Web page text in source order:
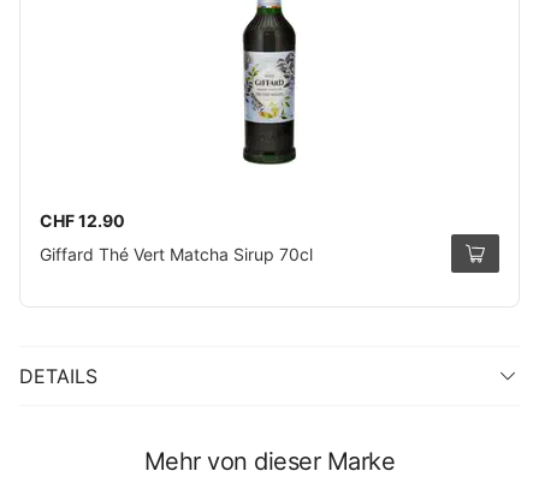
CHF 12.90
Giffard Thé Vert Matcha Sirup 70cl
DETAILS
Mehr von dieser Marke